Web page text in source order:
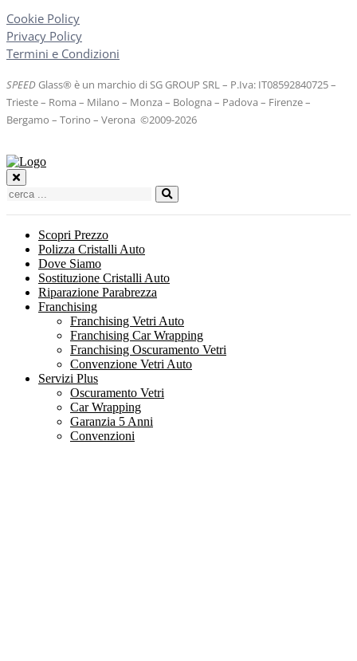
Cookie Policy
Privacy Policy
Termini e Condizioni
SPEEDGlass® è un marchio di SG GROUP SRL – P.Iva: IT08592840725–
Trieste – Roma – Milano – Monza – Bologna – Padova – Firenze –
Bergamo – Torino – Verona ©2009-2026
Cerca
Scopri Prezzo
Polizza Cristalli Auto
Dove Siamo
Sostituzione Cristalli Auto
Riparazione Parabrezza
Franchising
Franchising Vetri Auto
Franchising Car Wrapping
Franchising Oscuramento Vetri
Convenzione Vetri Auto
Servizi Plus
Oscuramento Vetri
Car Wrapping
Garanzia 5 Anni
Convenzioni